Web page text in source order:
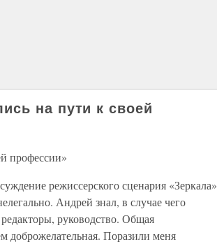
на пути к своей
профессии»
режиссерского сценария «Зеркала»
Андрей знал, в случае чего
руководство. Общая
доброжелательная. Поразили меня